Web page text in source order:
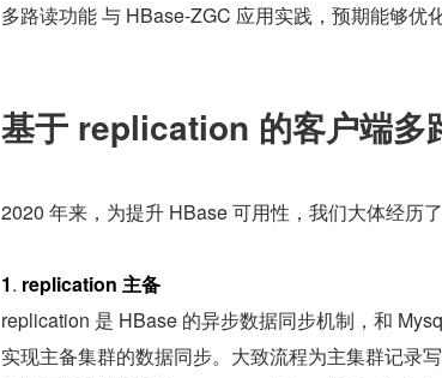
多路读功能 与 HBase-ZGC 应用实践，预期能够优
基于 replication 的客户端多
2020 年来，为提升 HBase 可用性，我们大体经历
1. replication 主备
replication 是 HBase 的异步数据同步机制，和
实现主备集群的数据同步。大致流程为主集群记录